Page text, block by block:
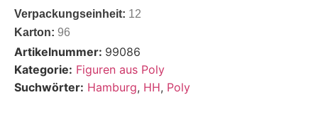
Verpackungseinheit: 12
Karton: 96
Artikelnummer: 99086
Kategorie: Figuren aus Poly
Suchwörter: Hamburg, HH, Poly